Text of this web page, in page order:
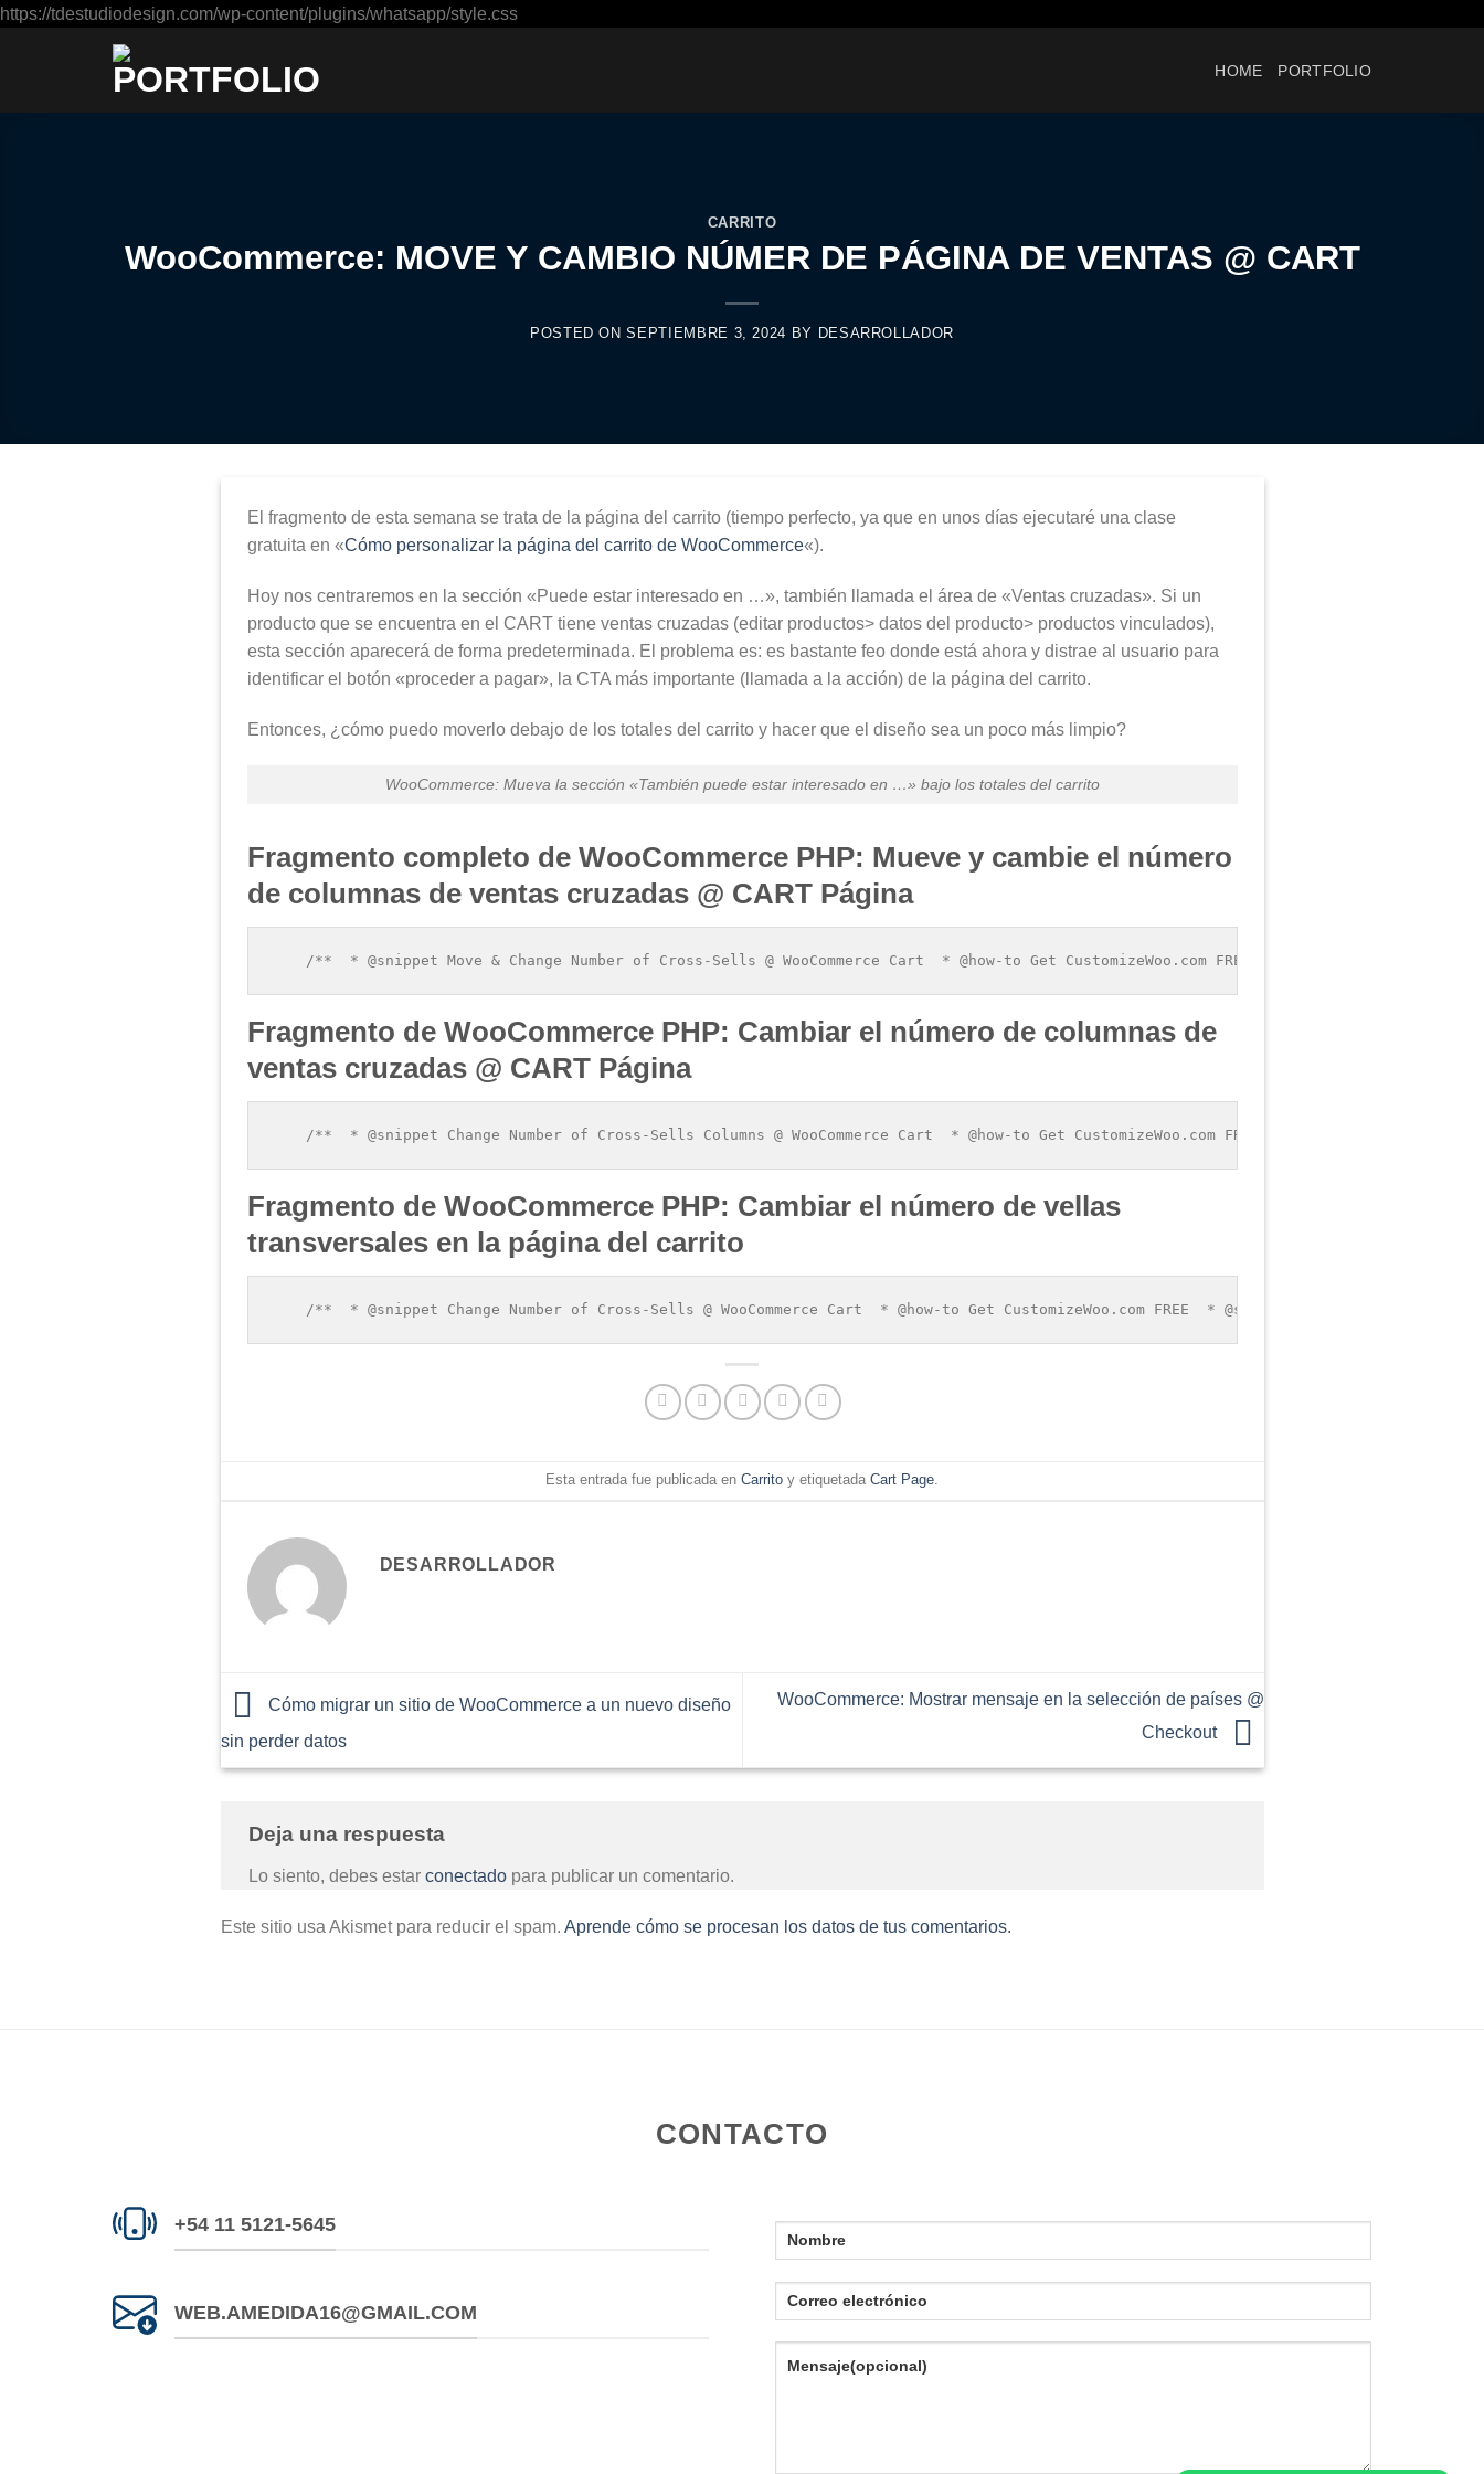
https://tdestudiodesign.com/wp-content/plugins/whatsapp/style.cssSaltar
HOME PORTFOLIO
CARRITO
WooCommerce: MOVE Y CAMBIO NÚMER DE PÁGINA DE VENTAS @ CART
POSTED ONSEPTIEMBRE 3, 2024 BY DESARROLLADOR
El fragmento de esta semana se trata de la página del carrito (tiempo perfecto, ya que en unos días ejecutaré una clase
gratuita en «Cómo personalizar la página del carrito de WooCommerce«).
Hoy nos centraremos en la sección «Puede estar interesado en …», también llamada el área de «Ventas cruzadas». Si un
producto que se encuentra en el CART tiene ventas cruzadas (editar productos> datos del producto> productos vinculados),
esta sección aparecerá de forma predeterminada. El problema es: es bastante feo donde está ahora y distrae al usuario para
identificar el botón «proceder a pagar», la CTA más importante (llamada a la acción) de la página del carrito.
Entonces, ¿cómo puedo moverlo debajo de los totales del carrito y hacer que el diseño sea un poco más limpio?
WooCommerce: Mueva la sección «También puede estar interesado en …» bajo los totales del carrito
Fragmento completo de WooCommerce PHP: Mueve y cambie el número
de columnas de ventas cruzadas @ CART Página
/**  * @snippet Move & Change Number of Cross-Sells @ WooCommerce Cart  * @how-to Get CustomizeWoo.com FREE  * @sourcecode
Fragmento de WooCommerce PHP: Cambiar el número de columnas de
ventas cruzadas @ CART Página
/**  * @snippet Change Number of Cross-Sells Columns @ WooCommerce Cart  * @how-to Get CustomizeWoo.com FREE  * @sourcecode
Fragmento de WooCommerce PHP: Cambiar el número de vellas
transversales en la página del carrito
/**  * @snippet Change Number of Cross-Sells @ WooCommerce Cart  * @how-to Get CustomizeWoo.com FREE  * @sourcecode https://
Esta entrada fue publicada en Carrito y etiquetada Cart Page.
DESARROLLADOR
Cómo migrar un sitio de WooCommerce a un nuevo diseño
sin perder datos
WooCommerce: Mostrar mensaje en la selección de países @
Checkout
Deja una respuesta
Lo siento, debes estar conectadopara publicar un comentario.
Este sitio usa Akismet para reducir el spam. Aprende cómo se procesan los datos de tus comentarios.
CONTACTO
+54 11 5121-5645
WEB.AMEDIDA16@GMAIL.COM